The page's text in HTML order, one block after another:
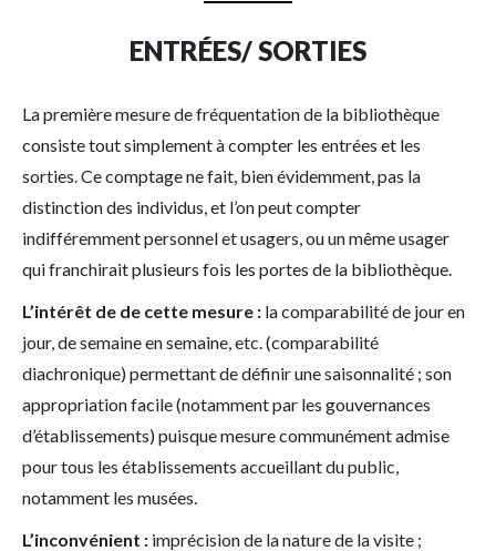
ENTRÉES/ SORTIES
La première mesure de fréquentation de la bibliothèque
consiste tout simplement à compter les entrées et les
sorties. Ce comptage ne fait, bien évidemment, pas la
distinction des individus, et l’on peut compter
indifféremment personnel et usagers, ou un même usager
qui franchirait plusieurs fois les portes de la bibliothèque.
L’intérêt de de cette mesure : la comparabilité de jour en
jour, de semaine en semaine, etc. (comparabilité
diachronique) permettant de définir une saisonnalité ; son
appropriation facile (notamment par les gouvernances
d’établissements) puisque mesure communément admise
pour tous les établissements accueillant du public,
notamment les musées.
L’inconvénient : imprécision de la nature de la visite ;